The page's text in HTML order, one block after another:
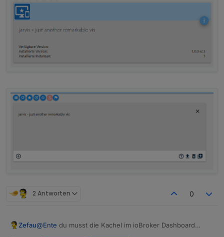
Danach passiert nichts mehr.
2 Antworten 0
Zefau@Ente du musst die Kachel im ioBroker Dashboard